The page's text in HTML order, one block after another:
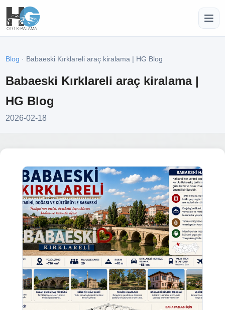
Blog · Babaeski Kırklareli araç kiralama | HG Blog
Babaeski Kırklareli araç kiralama |
HG Blog
2026-02-18